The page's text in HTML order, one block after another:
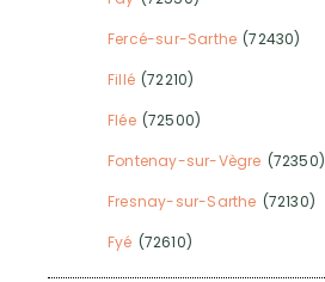
Fercé-sur-Sarthe (72430)
Fillé (72210)
Flée (72500)
Fontenay-sur-Vègre (72350)
Fresnay-sur-Sarthe (72130)
Fyé (72610)